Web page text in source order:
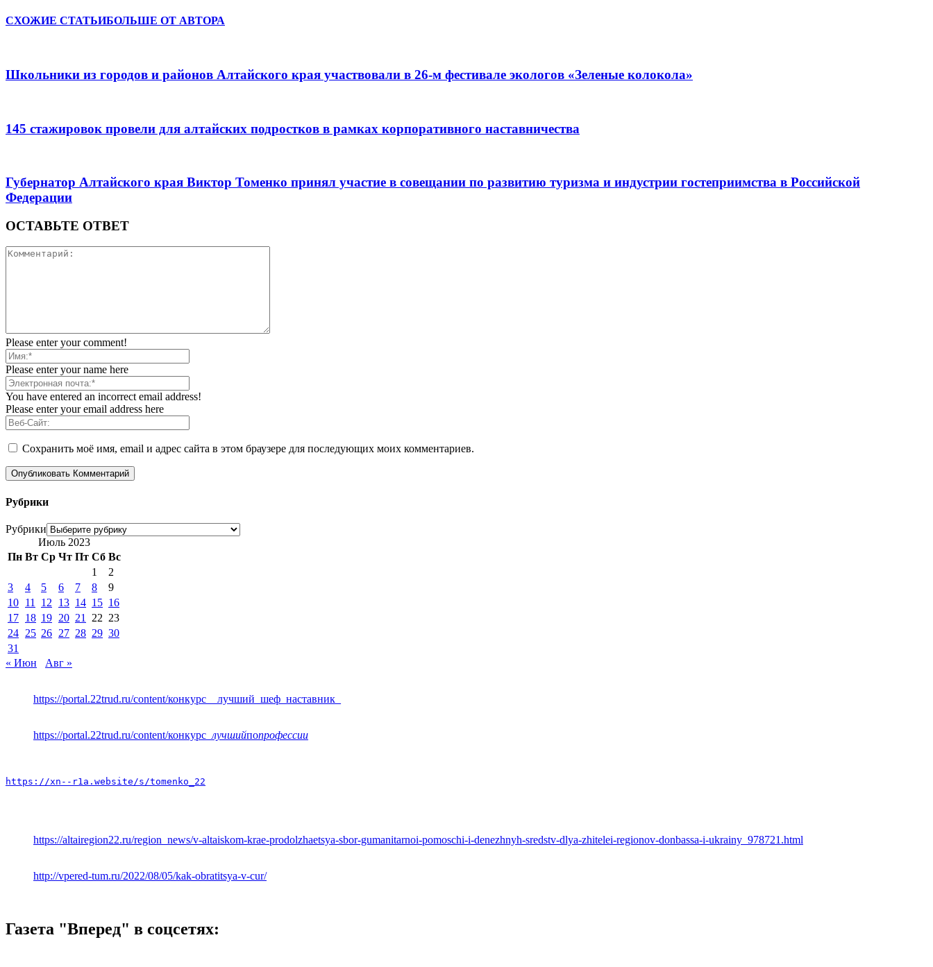
СХОЖИЕ СТАТЬИБОЛЬШЕ ОТ АВТОРА
Школьники из городов и районов Алтайского края участвовали в 26-м фестивале экологов «Зеленые колокола»
145 стажировок провели для алтайских подростков в рамках корпоративного наставничества
Губернатор Алтайского края Виктор Томенко принял участие в совещании по развитию туризма и индустрии гостеприимства в Российской
Федерации
ОСТАВЬТЕ ОТВЕТ
Please enter your comment!
Please enter your name here
You have entered an incorrect email address!
Please enter your email address here
Сохранить моё имя, email и адрес сайта в этом браузере для последующих моих комментариев.
Рубрики
Рубрики
Июль 2023
Пн Вт Ср Чт Пт Сб Вс
1
2
3
4 5 6 7 8
9
10 11 12 13 14 15 16
17 18 19 20 21 22 23
24 25 26 27 28 29 30
31
« Июн
Авг »
https://portal.22trud.ru/content/конкурс__лучший_шеф_наставник_
https://portal.22trud.ru/content/конкурс _лучшийпопрофессии
https://xn--r1a.website/s/tomenko_22
https://altairegion22.ru/region_news/v-altaiskom-krae-prodolzhaetsya-sbor-gumanitarnoi-pomoschi-i-denezhnyh-sredstv-dlya-zhitelei-regionov-donbassa-i-ukrainy_978721.html
http://vpered-tum.ru/2022/08/05/kak-obratitsya-v-cur/
Газета "Вперед" в соцсетях: